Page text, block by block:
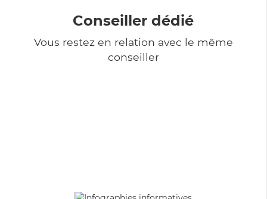
Conseiller dédié
Vous restez en relation avec le même
conseiller